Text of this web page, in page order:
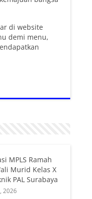
di website
demi menu,
MPLS Ramah
Murid Kelas X
PAL Surabaya
2026